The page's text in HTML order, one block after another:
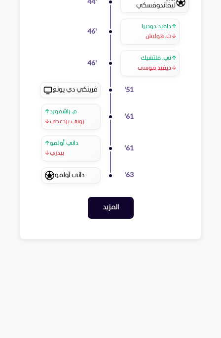
ليفاندوفسكي
44'
↑دافيد دوديرا
↓ت. هوليش
46'
↑تي. فلتشيك
↓ديفيد موسى
46'
51
' فرينكي دي يونغ
61
'
↑م. راشفورد
↓روني بردغجي
61
'
↑داني أولمو
↓بيدري
63
' داني أولمو
المزيد